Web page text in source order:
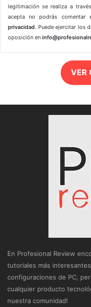
legitimación se realiza a
acepta no podrás comentar
privacidad. Puede ejercitar los
oposición en
VER
En Profesional Review
tutoriales más
configuraciones de PC,
cualquier producto
nuestra comunidad!